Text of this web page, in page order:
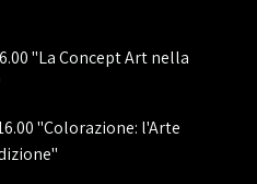
"La Concept Art nella
"Colorazione: l'Arte